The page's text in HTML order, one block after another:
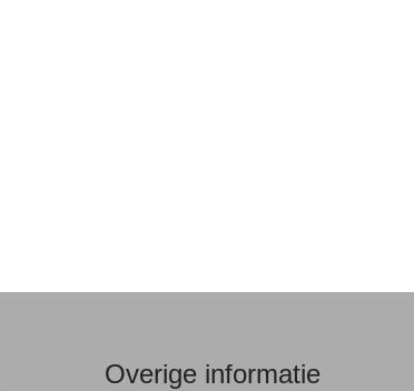
Overige informatie